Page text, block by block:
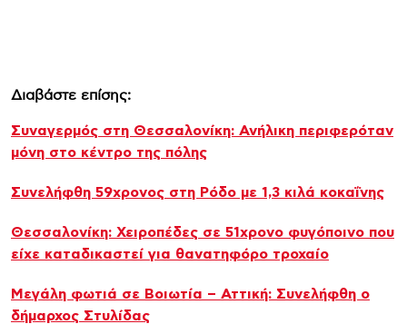
Διαβάστε επίσης:
Συναγερμός στη Θεσσαλονίκη: Ανήλικη περιφερόταν
μόνη στο κέντρο της πόλης
Συνελήφθη 59χρονος στη Ρόδο με 1,3 κιλά κοκαΐνης
Θεσσαλονίκη: Χειροπέδες σε 51χρονο φυγόποινο που
είχε καταδικαστεί για θανατηφόρο τροχαίο
Μεγάλη φωτιά σε Βοιωτία – Αττική: Συνελήφθη ο
δήμαρχος Στυλίδας